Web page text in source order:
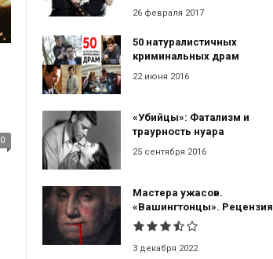
0
26 февраля 2017
50 натуралистичных
криминальных драм
22 июня 2016
«Убийцы»: Фатализм и
траурность нуара
25 сентября 2016
Мастера ужасов.
«Вашингтонцы». Рецензия
3 декабря 2022